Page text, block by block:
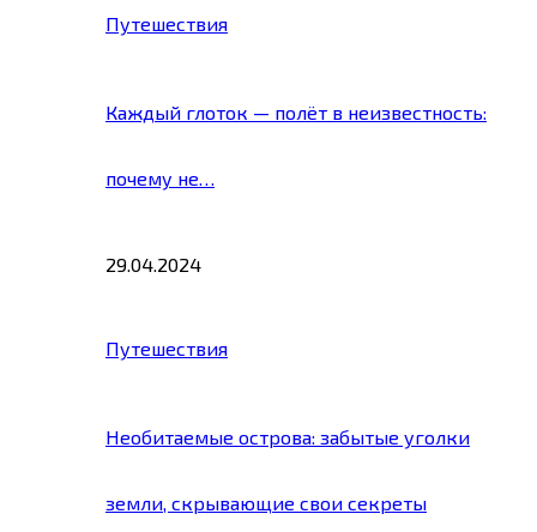
Путешествия
Каждый глоток — полёт в неизвестность:
почему не…
29.04.2024
Путешествия
Необитаемые острова: забытые уголки
земли, скрывающие свои секреты